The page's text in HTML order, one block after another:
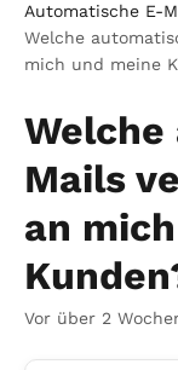
Automatische E-
Welche
mich und meine
Mails
an
Vor über 2